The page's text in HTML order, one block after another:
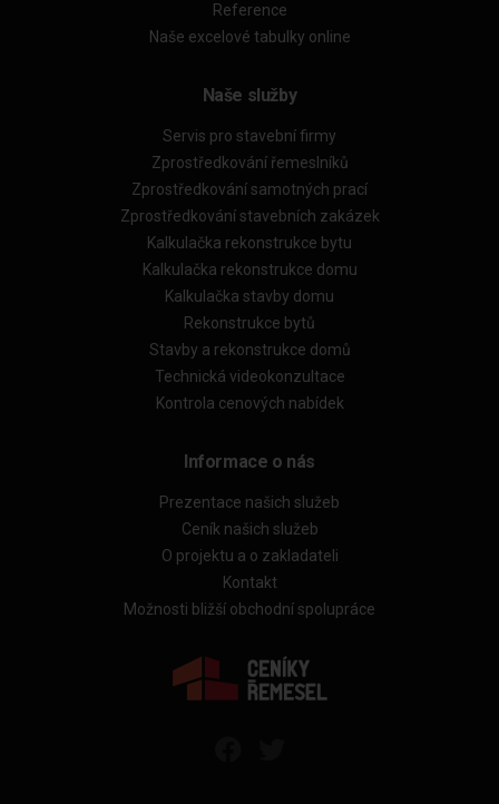
Reference
Naše excelové tabulky online
Naše služby
Servis pro stavební firmy
Zprostředkování řemeslníků
Zprostředkování samotných prací
Zprostředkování stavebních zakázek
Kalkulačka rekonstrukce bytu
Kalkulačka rekonstrukce domu
Kalkulačka stavby domu
Rekonstrukce bytů
Stavby a rekonstrukce domů
Technická videokonzultace
Kontrola cenových nabídek
Informace o nás
Prezentace našich služeb
Ceník našich služeb
O projektu a o zakladateli
Kontakt
Možnosti bližší obchodní spolupráce